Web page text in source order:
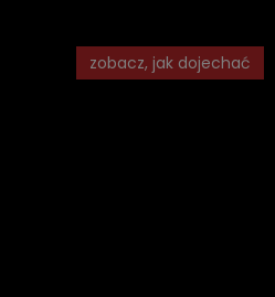
zobacz, jak dojechać